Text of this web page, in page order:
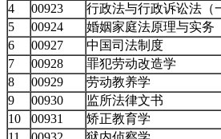
4
00923
行政法与行政诉讼法（
5
00924
婚姻家庭法原理与实务
6
00927
中国司法制度
7
00928
罪犯劳动改造学
8
00929
劳动教养学
9
00930
监所法律文书
10
00931
矫正教育学